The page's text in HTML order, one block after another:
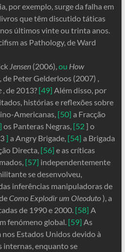
por exemplo, surge da falha em
que têm discutido táticas
últimos vinte ou trinta anos.
as Pathology, de Ward
Jensen(2006),ou How
de Peter Gelderloos (2007) ,
, de 2013? [49] Além disso, por
histórias e reflexões sobre
Americanas, [50] a Fracção
os Panteras Negras, [52] o
] a Angry Brigade, [54] a Brigada
Directa, [56] e as críticas
[57] independentemente
se desenvolveu,
inferências manipuladoras de
Como Explodir um Oleoduto), a
de 1990 e 2000. [58] A
fenómeno global. [59] As
Estados Unidos devido à
internas, enquanto se